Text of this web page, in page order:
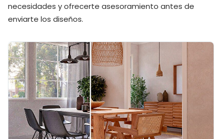
necesidades y ofrecerte asesoramiento antes de
enviarte los diseños.